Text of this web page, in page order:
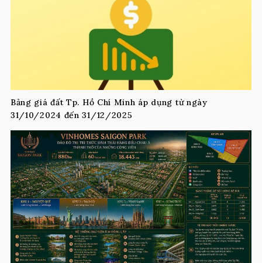
Bảng giá đất Tp. Hồ Chí Minh áp dụng từ ngày
31/10/2024 đến 31/12/2025